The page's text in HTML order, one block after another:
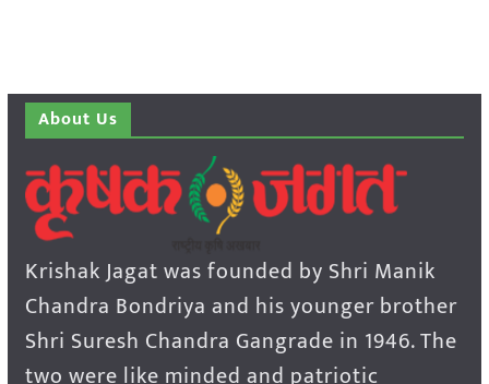
About Us
Krishak Jagat was founded by Shri Manik
Chandra Bondriya and his younger brother
Shri Suresh Chandra Gangrade in 1946. The
two were like minded and patriotic